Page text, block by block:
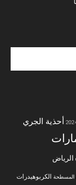
أحذية الجري
الرياض
المسطحة الكربوهيدرات